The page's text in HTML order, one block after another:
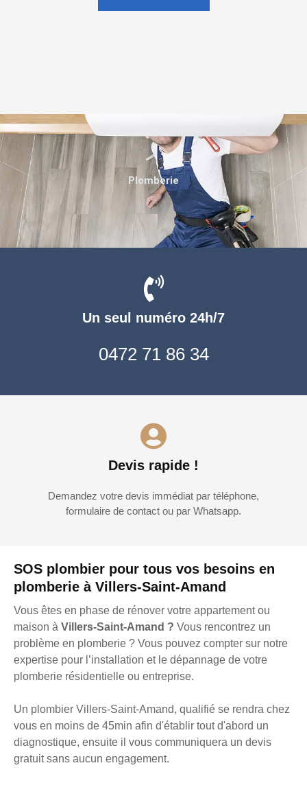
SOS plombier pour tous vos besoins en
plomberie à Villers-Saint-Amand
Vous êtes en phase de rénover votre appartement ou
maison à Villers-Saint-Amand ? Vous rencontrez un
problème en plomberie ? Vous pouvez compter sur notre
expertise pour l’installation et le dépannage de votre
plomberie résidentielle ou entreprise.
Un plombier Villers-Saint-Amand, qualifié se rendra chez
vous en moins de 45min afin d'établir tout d'abord un
diagnostique, ensuite il vous communiquera un devis
gratuit sans aucun engagement.
Un seul numéro 24h/7
0472 71 86 34
Devis rapide !
Demandez votre devis immédiat par téléphone,
formulaire de contact ou par Whatsapp.
Plomberie